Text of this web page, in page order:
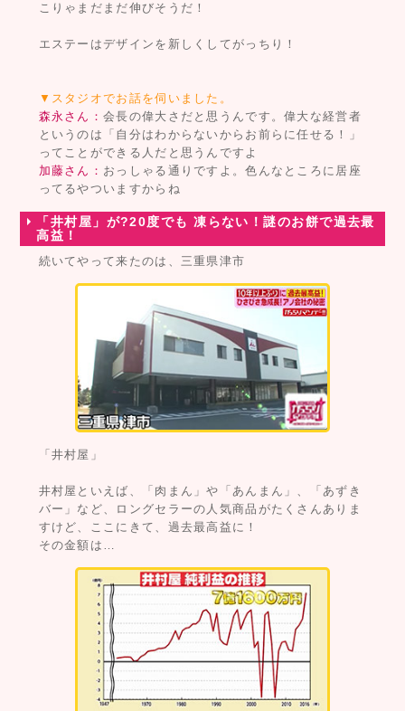
こりゃまだまだ伸びそうだ！
エステーはデザインを新しくしてがっちり！
▼スタジオでお話を伺いました。
森永さん：会長の偉大さだと思うんです。偉大な経営者
というのは「自分はわからないからお前らに任せる！」
ってことができる人だと思うんですよ
加藤さん： おっしゃる通りですよ。色んなところに居座
ってるやついますからね
「井村屋」が?20度でも 凍らない！謎のお餅で過去最
高益！
続いてやって来たのは、三重県津市
「井村屋」
井村屋といえば、「肉まん」や「あんまん」、「あずき
バー」など、ロングセラーの人気商品がたくさんありま
すけど、ここにきて、過去最高益に！
その金額は…